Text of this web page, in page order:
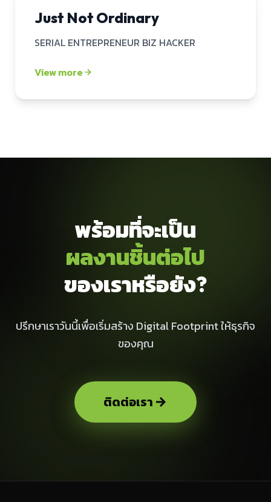
Just Not Ordinary
SERIAL ENTREPRENEUR BIZ HACKER
View more
พร้อมที่จะเป็น
ผลงานชิ้นต่อไป
ของเราหรือยัง?
ปรึกษาเราวันนี้เพื่อเริ่มสร้าง Digital Footprint ให้ธุรกิจ
ของคุณ
ติดต่อเรา